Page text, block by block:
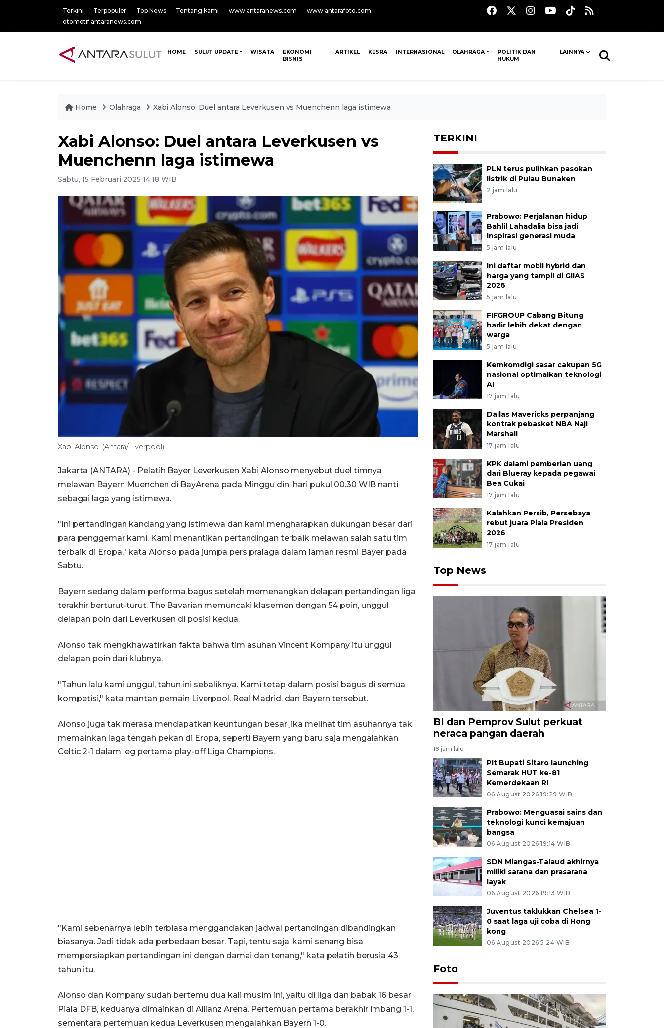
Terkini Terpopuler Top News Tentang Kami www.antaranews.com
www.antarafoto.com
otomotif.antaranews.com
HOME SULUT UPDATE WISATA
EKONOMI
BISNIS
ARTIKEL KESRA INTERNASIONAL OLAHRAGA
POLITIK DAN
HUKUM
LAINNYA
Home Olahraga Xabi Alonso: Duel antara Leverkusen vs Muenchenn laga istimewa
Xabi Alonso: Duel antara Leverkusen vs
Muenchenn laga istimewa
Sabtu, 15 Februari 2025 14:18 WIB
Xabi Alonso. (Antara/Liverpool)
Jakarta (ANTARA) - Pelatih Bayer Leverkusen Xabi Alonso menyebut duel timnya
melawan Bayern Muenchen di BayArena pada Minggu dini hari pukul 00.30 WIB nanti
sebagai laga yang istimewa.
"Ini pertandingan kandang yang istimewa dan kami mengharapkan dukungan besar dari
para penggemar kami. Kami menantikan pertandingan terbaik melawan salah satu tim
terbaik di Eropa," kata Alonso pada jumpa pers pralaga dalam laman resmi Bayer pada
Sabtu.
Bayern sedang dalam performa bagus setelah memenangkan delapan pertandingan liga
terakhir berturut-turut. The Bavarian memuncaki klasemen dengan 54 poin, unggul
delapan poin dari Leverkusen di posisi kedua.
Alonso tak mengkhawatirkan fakta bahwa tim asuhan Vincent Kompany itu unggul
delapan poin dari klubnya.
"Tahun lalu kami unggul, tahun ini sebaliknya. Kami tetap dalam posisi bagus di semua
kompetisi," kata mantan pemain Liverpool, Real Madrid, dan Bayern tersebut.
Alonso juga tak merasa mendapatkan keuntungan besar jika melihat tim asuhannya tak
memainkan laga tengah pekan di Eropa, seperti Bayern yang baru saja mengalahkan
Celtic 2-1 dalam leg pertama play-off Liga Champions.
"Kami sebenarnya lebih terbiasa menggandakan jadwal pertandingan dibandingkan
biasanya. Jadi tidak ada perbedaan besar. Tapi, tentu saja, kami senang bisa
mempersiapkan pertandingan ini dengan damai dan tenang," kata pelatih berusia 43
tahun itu.
Alonso dan Kompany sudah bertemu dua kali musim ini, yaitu di liga dan babak 16 besar
Piala DFB, keduanya dimainkan di Allianz Arena. Pertemuan pertama berakhir imbang 1-1,
sementara pertemuan kedua Leverkusen mengalahkan Bayern 1-0.
TERKINI
PLN terus pulihkan pasokan
listrik di Pulau Bunaken
2 jam lalu
Prabowo: Perjalanan hidup
Bahlil Lahadalia bisa jadi
inspirasi generasi muda
5 jam lalu
Ini daftar mobil hybrid dan
harga yang tampil di GIIAS
2026
5 jam lalu
FIFGROUP Cabang Bitung
hadir lebih dekat dengan
warga
5 jam lalu
Kemkomdigi sasar cakupan 5G
nasional optimalkan teknologi
AI
17 jam lalu
Dallas Mavericks perpanjang
kontrak pebasket NBA Naji
Marshall
17 jam lalu
KPK dalami pemberian uang
dari Blueray kepada pegawai
Bea Cukai
17 jam lalu
Kalahkan Persib, Persebaya
rebut juara Piala Presiden
2026
17 jam lalu
Top News
BI dan Pemprov Sulut perkuat
neraca pangan daerah
18 jam lalu
Plt Bupati Sitaro launching
Semarak HUT ke-81
Kemerdekaan RI
06 August 2026 19:29 WIB
Prabowo: Menguasai sains dan
teknologi kunci kemajuan
bangsa
06 August 2026 19:14 WIB
SDN Miangas-Talaud akhirnya
miliki sarana dan prasarana
layak
06 August 2026 19:13 WIB
Juventus taklukkan Chelsea 1-
0 saat laga uji coba di Hong
kong
06 August 2026 5:24 WIB
Foto